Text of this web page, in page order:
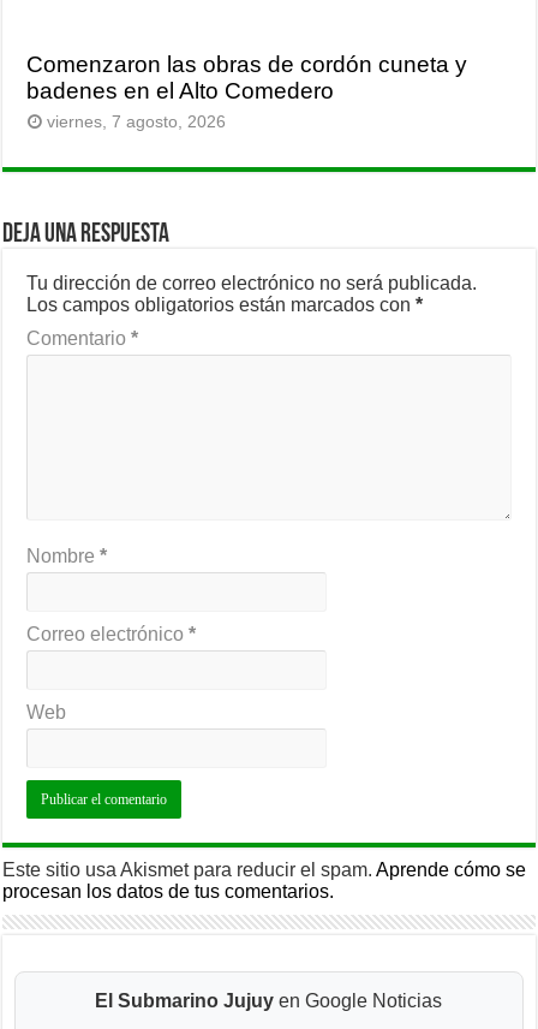
Comenzaron las obras de cordón cuneta y
badenes en el Alto Comedero
viernes, 7 agosto, 2026
Deja una respuesta
Tu dirección de correo electrónico no será publicada.
Los campos obligatorios están marcados con*
Comentario*
Nombre*
Correo electrónico*
Web
Este sitio usa Akismet para reducir el spam.Aprende cómo se
procesan los datos de tus comentarios.
El Submarino Jujuy en Google Noticias